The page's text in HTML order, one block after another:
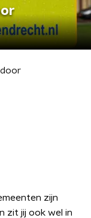
zijn
zit jij ook wel in